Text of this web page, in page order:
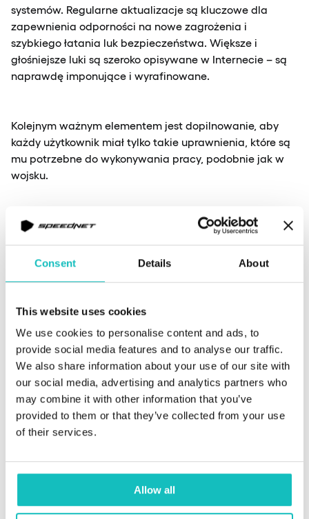
Consent Details About
This website uses cookies
We use cookies to personalise content and ads, to
provide social media features and to analyse our traffic.
We also share information about your use of our site with
our social media, advertising and analytics partners who
may combine it with other information that you’ve
provided to them or that they’ve collected from your use
of their services.
Allow all
systemów. Regularne aktualizacje są kluczowe dla
zapewnienia odporności na nowe zagrożenia i
szybkiego łatania luk bezpieczeństwa. Większe i
głośniejsze luki są szeroko opisywane w Internecie – są
naprawdę imponujące i wyrafinowane.
Kolejnym ważnym elementem jest dopilnowanie, aby
każdy użytkownik miał tylko takie uprawnienia, które są
mu potrzebne do wykonywania pracy, podobnie jak w
wojsku.
Często dużym wyzwaniem są także… ludzie, którzy,
drzwi dla cyberprzestępców. Dlatego tak ważna jest
bezpieczeństwa i wydajemy nowe zalecenia, aby
Jakich narzędzi używa Administrator,
które są Twoje ulubione i dlaczego?
wybieramy dojrzałe rozwiązania Open-Source, które
znamy. Najlepiej Cloud Native, chyba że klient
zadecyduje inaczej. Dzięki konteneryzacji rzadziej
piszemy “U mnie działa” [śmiech]. Przy wyborze takich